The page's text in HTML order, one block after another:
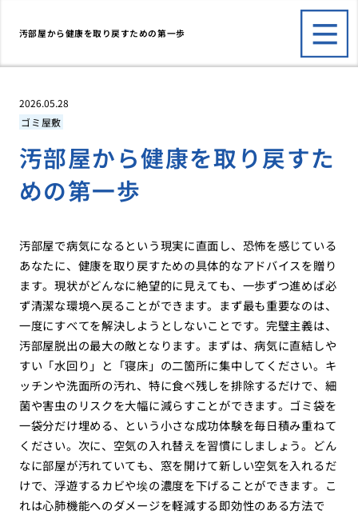
汚部屋から健康を取り戻すための第一歩
2026.05.28
ゴミ屋敷
汚部屋から健康を取り戻すた
めの第一歩
汚部屋で病気になるという現実に直面し、恐怖を感じている
あなたに、健康を取り戻すための具体的なアドバイスを贈り
ます。現状がどんなに絶望的に見えても、一歩ずつ進めば必
ず清潔な環境へ戻ることができます。まず最も重要なのは、
一度にすべてを解決しようとしないことです。完璧主義は、
汚部屋脱出の最大の敵となります。まずは、病気に直結しや
すい「水回り」と「寝床」の二箇所に集中してください。キ
ッチンや洗面所の汚れ、特に食べ残しを排除するだけで、細
菌や害虫のリスクを大幅に減らすことができます。ゴミ袋を
一袋分だけ埋める、という小さな成功体験を毎日積み重ねて
ください。次に、空気の入れ替えを習慣にしましょう。どん
なに部屋が汚れていても、窓を開けて新しい空気を入れるだ
けで、浮遊するカビや埃の濃度を下げることができます。こ
れは心肺機能へのダメージを軽減する即効性のある方法で